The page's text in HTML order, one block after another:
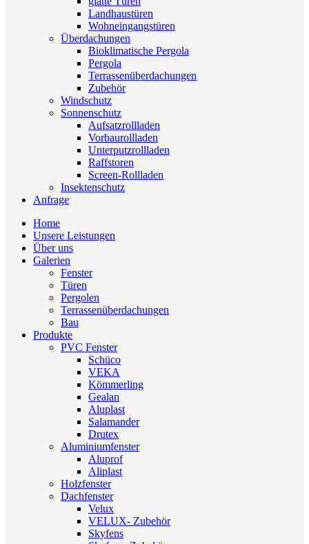
Landhaustüren
Wohneingangstüren
Überdachungen
Bioklimatische Pergola
Pergola
Terrassenüberdachungen
Zubehör
Windschutz
Sonnenschutz
Aufsatzrollladen
Vorbaurollladen
Unterputzrollladen
Raffstoren
Screen-Rollladen
Insektenschutz
Anfrage
Home
Unsere Leistungen
Über uns
Galerien
Fenster
Türen
Pergolen
Terrassenüberdachungen
Bau
Produkte
PVC Fenster
Schüco
VEKA
Kömmerling
Gealan
Aluplast
Salamander
Drutex
Aluminiumfenster
Aluprof
Aliplast
Holzfenster
Dachfenster
Velux
VELUX- Zubehör
Skyfens